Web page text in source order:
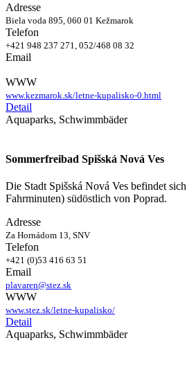
Adresse
Biela voda 895, 060 01 Kežmarok
Telefon
+421 948 237 271, 052/468 08 32
Email
WWW
www.kezmarok.sk/letne-kupalisko-0.html
Detail
Aquaparks, Schwimmbäder
Sommerfreibad Spišská Nová Ves
Die Stadt Spišská Nová Ves befindet
Fahrminuten) südöstlich von Poprad.
Adresse
Za Hornádom 13, SNV
Telefon
+421 (0)53 416 63 51
Email
plavaren@stez.sk
WWW
www.stez.sk/letne-kupalisko/
Detail
Aquaparks, Schwimmbäder